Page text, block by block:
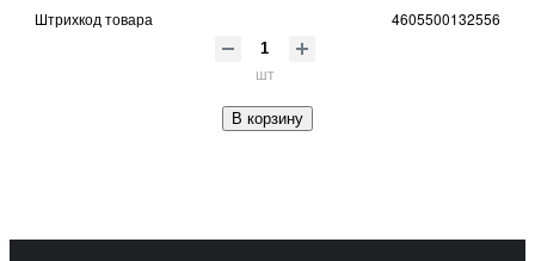
Штрихкод товара 4605500132556
шт
В корзину